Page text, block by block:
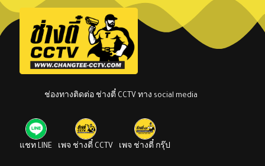
ช่องทางติดต่อ ช่างตี๋ CCTV ทาง social media
แชท LINE เพจ ช่างตี๋ CCTV เพจ ช่างตี๋ กรุ๊ป